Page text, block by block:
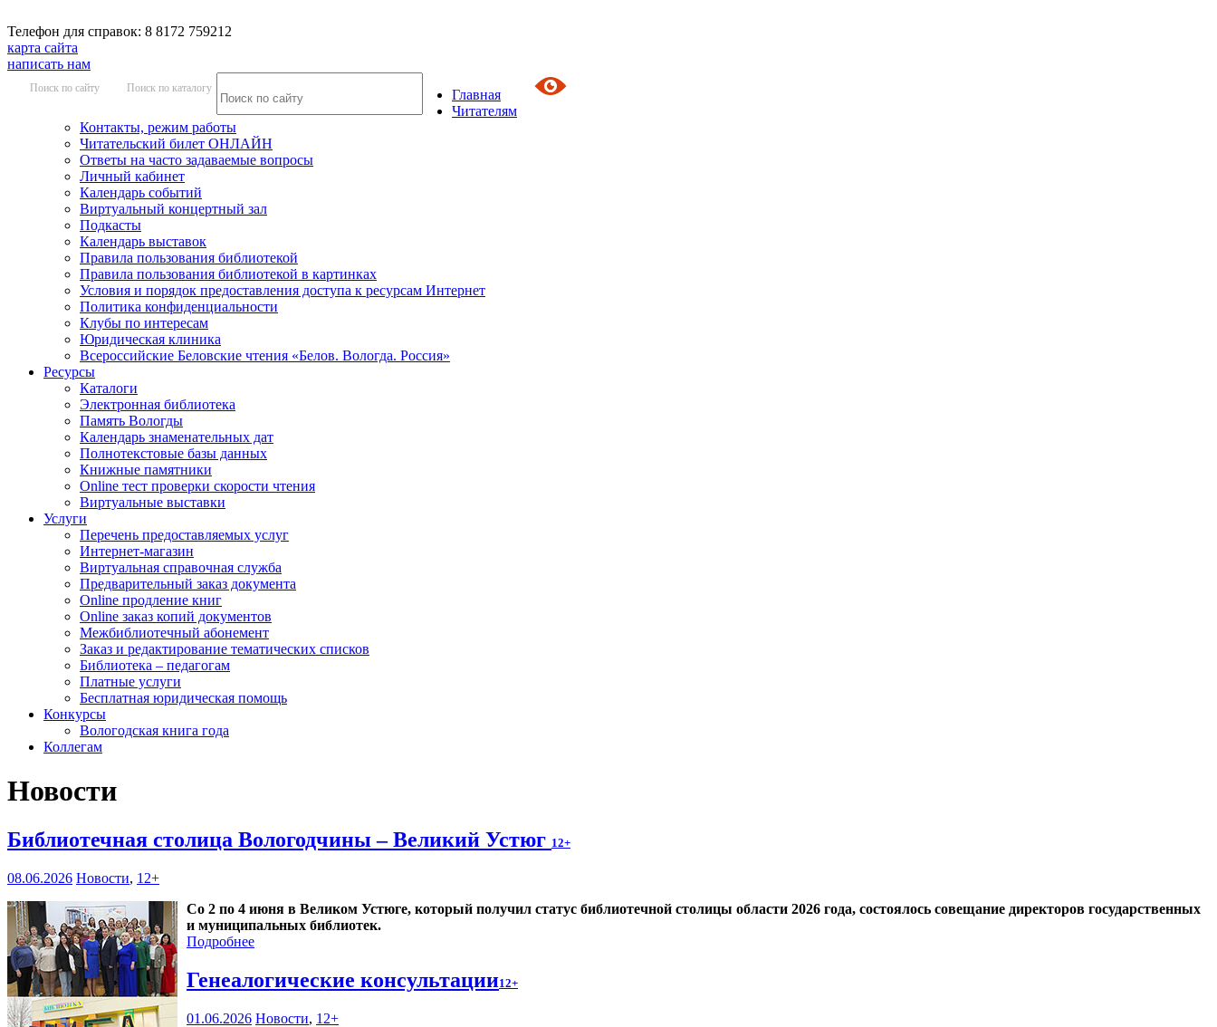
Телефон для справок: 8 8172 759212
карта сайта
написать нам
Поиск по сайту Поиск по каталогу
Главная
Читателям
Контакты, режим работы
Читательский билет ОНЛАЙН
Ответы на часто задаваемые вопросы
Личный кабинет
Календарь событий
Виртуальный концертный зал
Подкасты
Календарь выставок
Правила пользования библиотекой
Правила пользования библиотекой в картинках
Условия и порядок предоставления доступа к ресурсам Интернет
Политика конфиденциальности
Клубы по интересам
Юридическая клиника
Всероссийские Беловские чтения «Белов. Вологда. Россия»
Ресурсы
Каталоги
Электронная библиотека
Память Вологды
Календарь знаменательных дат
Полнотекстовые базы данных
Книжные памятники
Online тест проверки скорости чтения
Виртуальные выставки
Услуги
Перечень предоставляемых услуг
Интернет-магазин
Виртуальная справочная служба
Предварительный заказ документа
Online продление книг
Online заказ копий документов
Межбиблиотечный абонемент
Заказ и редактирование тематических списков
Библиотека – педагогам
Платные услуги
Бесплатная юридическая помощь
Конкурсы
Вологодская книга года
Коллегам
Новости
Библиотечная столица Вологодчины – Великий Устюг 12+
08.06.2026 Новости, 12+
Со 2 по 4 июня в Великом Устюге, который получил статус библиотечной столицы области 2026 года, состоялось совещание директоров государственных
и муниципальных библиотек.
Подробнее
Генеалогические консультации12+
01.06.2026 Новости, 12+